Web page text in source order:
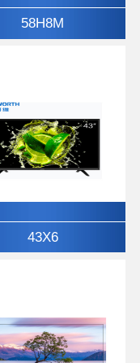
58H8M
43X6